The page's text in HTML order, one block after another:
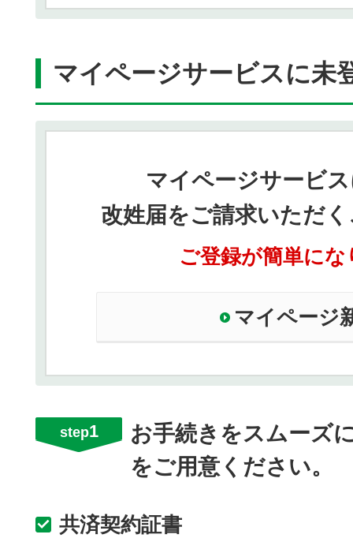
マイページサービスに未
マイページサービ
改姓届をご請求いただ
ご登録が簡単に
マイページ
お手続きをスムーズ
をご用意ください。
step1
共済契約証書